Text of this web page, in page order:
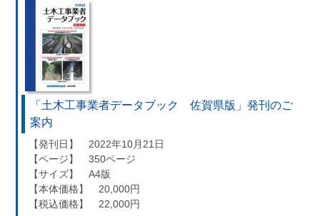
「土木工事業者データブック 佐賀県版」発刊のご
案内
【発刊日】 2022年10月21日
【ページ】 350ページ
【サイズ】 A4版
【本体価格】 20,000円
【税込価格】 22,000円